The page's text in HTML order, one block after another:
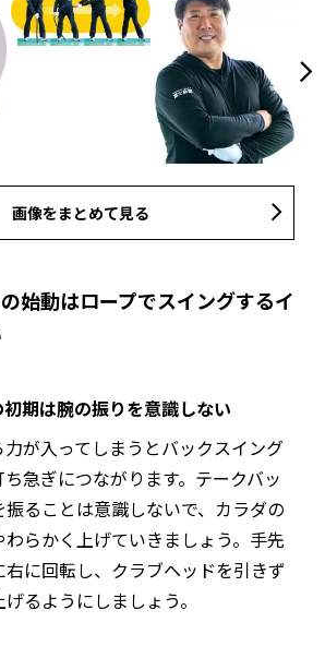
画像をまとめて見る
始動はロープでスイングするイ
期は腕の振りを意識しない
が入ってしまうとバックスイング
急ぎにつながります。テークバッ
ることは意識しないで、カラダの
らかく上げていきましょう。手先
右に回転し、クラブヘッドを引きず
るようにしましょう。